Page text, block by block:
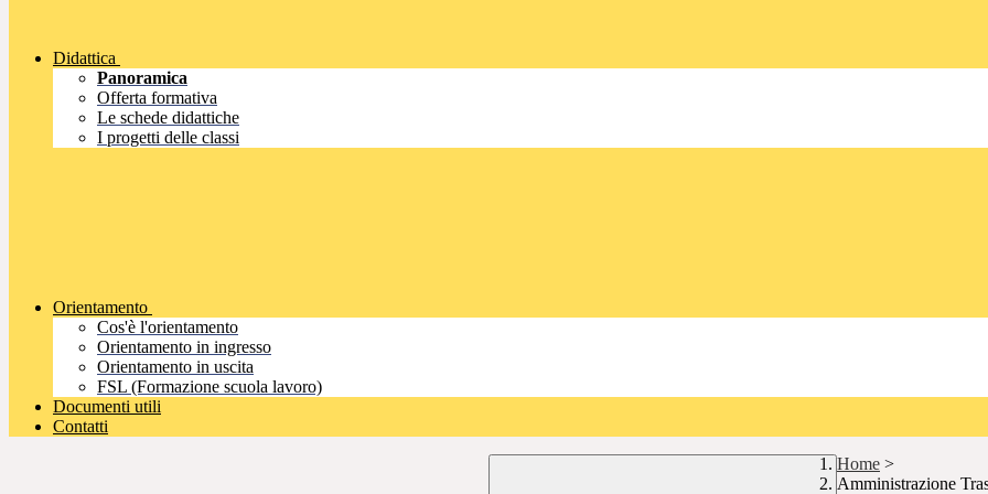
Didattica
Panoramica
Offerta formativa
Le schede didattiche
I progetti delle classi
Orientamento
Cos'è l'orientamento
Orientamento in ingresso
Orientamento in uscita
FSL (Formazione scuola lavoro)
Documenti utili
Contatti
Home >
Amministrazione